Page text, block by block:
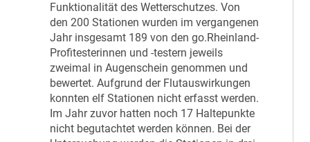
Funktionalität des Wetterschutzes. Von
den 200 Stationen wurden im vergangenen
Jahr insgesamt 189 von den go.Rheinland-
Profitesterinnen und -testern jeweils
zweimal in Augenschein genommen und
bewertet. Aufgrund der Flutauswirkungen
konnten elf Stationen nicht erfasst werden.
Im Jahr zuvor hatten noch 17 Haltepunkte
nicht begutachtet werden können. Bei der